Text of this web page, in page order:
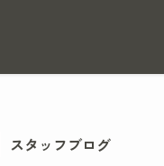
スタッフブログ